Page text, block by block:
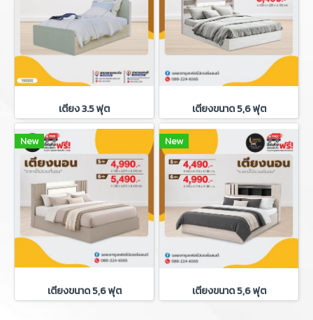
เตียง 3.5 ฟุต เตียงขนาด 5,6 ฟุต
New
เตียงขนาด 5,6 ฟุต
New
เตียงขนาด 5,6 ฟุต